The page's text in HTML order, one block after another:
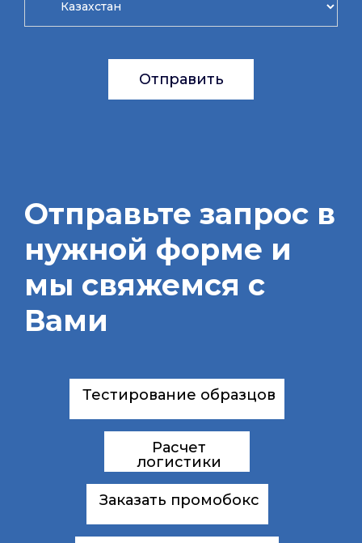
Отправить
Отправьте запрос в
нужной форме и
мы свяжемся с
Вами
Тестирование образцов
Расчет
логистики
Заказать промобокс